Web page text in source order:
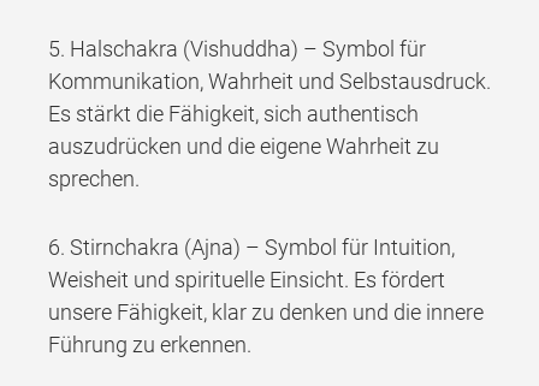
5. Halschakra (Vishuddha) – Symbol für
Kommunikation, Wahrheit und Selbstausdruck.
Es stärkt die Fähigkeit, sich authentisch
auszudrücken und die eigene Wahrheit zu
sprechen.
6. Stirnchakra (Ajna) – Symbol für Intuition,
Weisheit und spirituelle Einsicht. Es fördert
unsere Fähigkeit, klar zu denken und die innere
Führung zu erkennen.